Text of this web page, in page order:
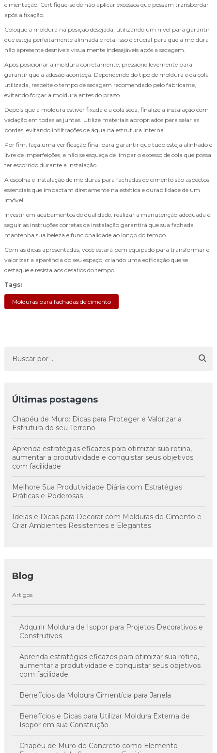
cimentação. Certifique-se de não aplicar excessos que possam transbordar
após a fixação.
Coloque a moldura na posição desejada, utilizando um nível para garantir
que esteja perfeitamente alinhada e reta. Isso é crucial para que a moldura
não apresente desníveis visualmente indesejáveis após a secagem.
Após posicionar a moldura corretamente, pressione levemente para
garantir que a adesão aconteça. Dependendo do tipo de moldura e da cola
utilizada, respeite o tempo de secagem recomendado pelo fabricante,
evitando forçar a moldura antes do prazo.
Depois que a moldura estiver fixada e a cola seca, finalize a instalação com
vedação em todas as juntas. Utilize materiais apropriados para selar as
bordas, evitando infiltrações de água na estrutura interna.
Por fim, faça uma verificação final para garantir que tudo esteja alinhado e
livre de imperfeições, e não se esqueça de limpar o excesso de cola que possa
ter escorrido durante a instalação.
A escolha e instalação de molduras para fachadas de cimento são aspectos
essenciais que impactam diretamente na estética e durabilidade de um
imóvel.
Investir em acabamentos de qualidade, realizar a manutenção adequada e
seguir as instruções corretas de instalação garantirá que sua fachada
mantenha sua beleza e funcionalidade ao longo do tempo.
Com as dicas apresentadas, você estará bem equipado para transformar e
valorizar a aparência do seu espaço, criando uma edificação que se
destaque e resista aos desafios do tempo.
Tags:
Molduras para fachadas de cimento
Últimas postagens
Chapéu de Muro: Dicas para Proteger e Valorizar a
Estrutura do seu Terreno
Aprenda estratégias eficazes para otimizar sua rotina,
aumentar a produtividade e conquistar seus objetivos
com facilidade
Melhore Sua Produtividade Diária com Estratégias
Práticas e Poderosas
Ideias e Dicas para Decorar com Molduras de Cimento e
Criar Ambientes Resistentes e Elegantes
Blog
Artigos
Adquirir Moldura de Isopor para Projetos Decorativos e
Construtivos
Aprenda estratégias eficazes para otimizar sua rotina,
aumentar a produtividade e conquistar seus objetivos
com facilidade
Benefícios da Moldura Cimentícia para Janela
Benefícios e Dicas para Utilizar Moldura Externa de
Isopor em sua Construção
Chapéu de Muro de Concreto como Elemento